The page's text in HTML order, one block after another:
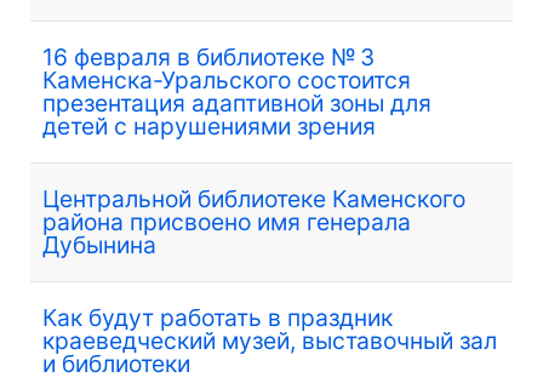
16 февраля в библиотеке № 3
Каменска-Уральского состоится
презентация адаптивной зоны для
детей с нарушениями зрения
Центральной библиотеке Каменского
района присвоено имя генерала
Дубынина
Как будут работать в праздник
краеведческий музей, выставочный зал
и библиотеки